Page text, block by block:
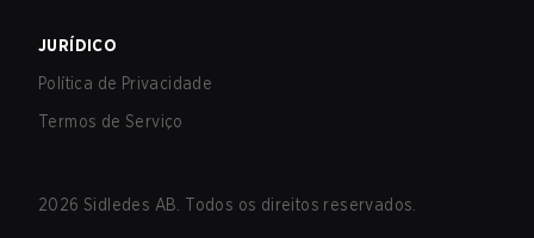
JURÍDICO
Política de Privacidade
Termos de Serviço
2026 Sidledes AB. Todos os direitos reservados.